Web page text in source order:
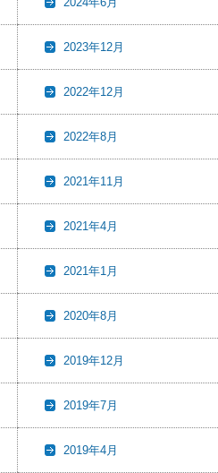
2023年12月
2022年12月
2022年8月
2021年11月
2021年4月
2021年1月
2020年8月
2019年12月
2019年7月
2019年4月